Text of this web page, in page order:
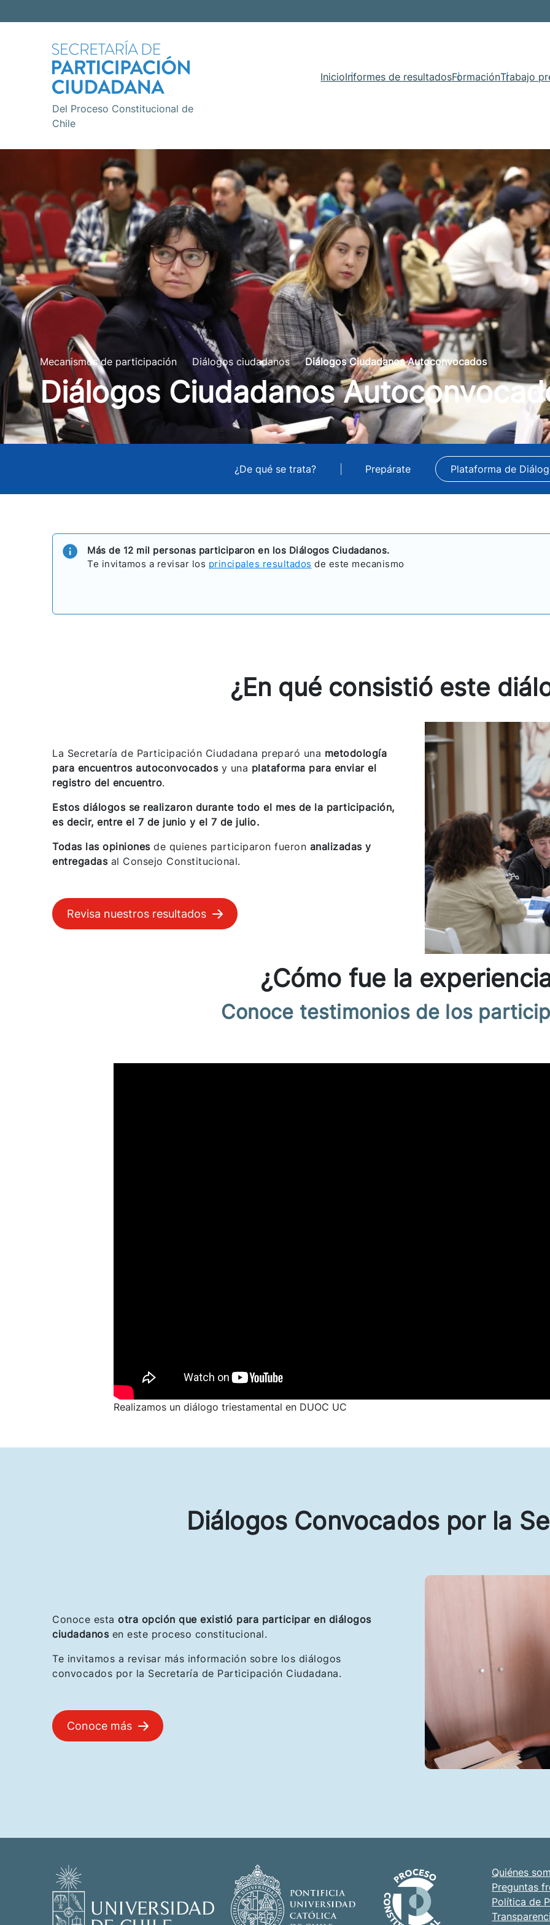
Del Proceso Constitucional de
Chile
InicioInformes de resultadosFormaciónTrabajo
Mecanismos de participación Diálogos ciudadanos Diálogos Ciudadanos Autoconvocados
Diálogos Ciudadanos
¿De qué se trata? Prepárate Plataforma de
Más de 12 mil personas participaron en los Diálogos Ciudadanos.
Te invitamos a revisar los principales resultados de este mecanismo
¿En qué consistió este
La Secretaría de Participación Ciudadana preparó una metodología
para encuentros autoconvocadosy una plataforma para enviar el
registro del encuentro.
Estos diálogos se realizaron durante todo el mes de la participación,
es decir, entre el 7 de junio y el 7 de julio.
Todas las opinionesde quienes participaron fueron analizadas y
entregadasal Consejo Constitucional.
Revisa nuestros resultados
¿Cómo fue la
Conoce testimonios de los
Realizamos un diálogo triestamental en DUOC UC
Diálogos Convocados por la
Conoce esta otra opción que existió para participar en diálogos
ciudadanosen este proceso constitucional.
Te invitamos a revisar más información sobre los diálogos
convocados por la Secretaría de Participación Ciudadana.
Conoce más
Quiénes
Preguntas
Política de